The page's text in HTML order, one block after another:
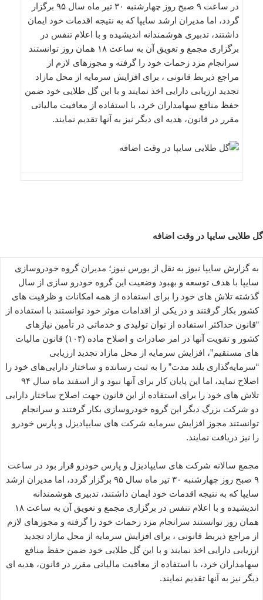
در ساعت ۹ صبح روز چهارشنبه ۳۰ تیر ماه سال ۹۵ برگزار
گردد، اما مدیران ارشد سایپا که به نتیجه اقدمات خود ایمان
داشتند، تدبیری هوشمندانه اندیشیده و با اعلام تنفس در
برگزاری مجمع و تعویق آن به ساعت ۱۸ همان روز توانستند
سرانجام مزد زحمات خود را گرفته و مجوزهای لازم از
مراجع ذیربط قانونی ، برای افزایش سرمایه از محل مازاد
تجدید ارزیابی دارایی اخذ نمایند و با این گل طلایی خود ضمن
حفظ منافع سهامداران خرد، با استفاده از معافیت مالیاتی
مقرر در قانون، هدیه ای دیگر نیز به آنها تقدیم نمایند.
گل طلایی سایپا در وقت اضافه
به گزارش سایپا نیوز به نقل از بورس نیوز؛ مدیران گروه خودروسازی
سایپا با هدف توسعه و بهبود وضعیت این گروه خودرو سازی از سال
گذشته تلاش های خود را برای استفاده از همه امکانات و ظرفیت های
کشور بکار گرفتند و در یکی از اقدامات موثر خود توانستند با استفاده از
“قانون حداکثر استفاده از توان تولیدی و خدماتی در تأمین نیازهای
کشور و تقویت آنها در امر صادرات و اصلاح ماده (۱۰۴) قانون مالیات
های مستقیم”، افزایش سرمایه از محل مازاد تجدید ارزیابی
“سرمایه‌گذاری بلند مدت” را به ثبت رسانده و ساختار دارایی‌های خود را
اصلاح نماید، اما این پایان کار برای آنها نبود و از اسفند ماه سال ۹۴
تلاش های خود را برای استفاده از این قانون جهت اصلاح ساختار دارایی
دو شرکت بزرگ دیگر این گروه خودروسازی بکار گرفتند و سرانجام
توانستند مجوز افزایش سرمایه شرکت های سایپادیزل و پارس خودرو
را نیز دریافت نمایند.
مجمع سالانه شرکت های سایپادیزل و پارس خودرو قرار بود در ساعت
۹ صبح روز چهارشنبه ۳۰ تیر ماه سال ۹۵ برگزار گردد، اما مدیران ارشد
سایپا که به نتیجه اقدمات خود ایمان داشتند، تدبیری هوشمندانه
اندیشیده و با اعلام تنفس در برگزاری مجمع و تعویق آن به ساعت ۱۸
همان روز توانستند سرانجام مزد زحمات خود را گرفته و مجوزهای لازم
از مراجع ذیربط قانونی ، برای افزایش سرمایه از محل مازاد تجدید
ارزیابی دارایی اخذ نمایند و با این گل طلایی خود ضمن حفظ منافع
سهامداران خرد، با استفاده از معافیت مالیاتی مقرر در قانون، هدیه ای
دیگر نیز به آنها تقدیم نمایند.